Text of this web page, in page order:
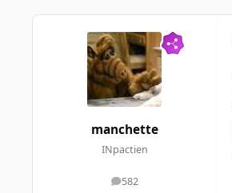
manchette
INpactien
582
messages